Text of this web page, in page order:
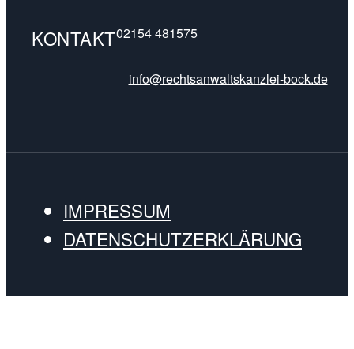
KONTAKT02154 481575
info@rechtsanwaltskanzlei-bock.de
IMPRESSUM
DATENSCHUTZERKLÄRUNG